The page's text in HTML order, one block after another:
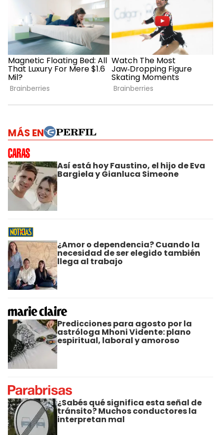
MÁS EN
Así está hoy Faustino, el hijo de Eva
Bargiela y Gianluca Simeone
¿Amor o dependencia? Cuando la
necesidad de ser elegido también
llega al trabajo
Predicciones para agosto por la
astróloga Mhoni Vidente: plano
espiritual, laboral y amoroso
¿Sabés qué significa esta señal de
tránsito? Muchos conductores la
interpretan mal